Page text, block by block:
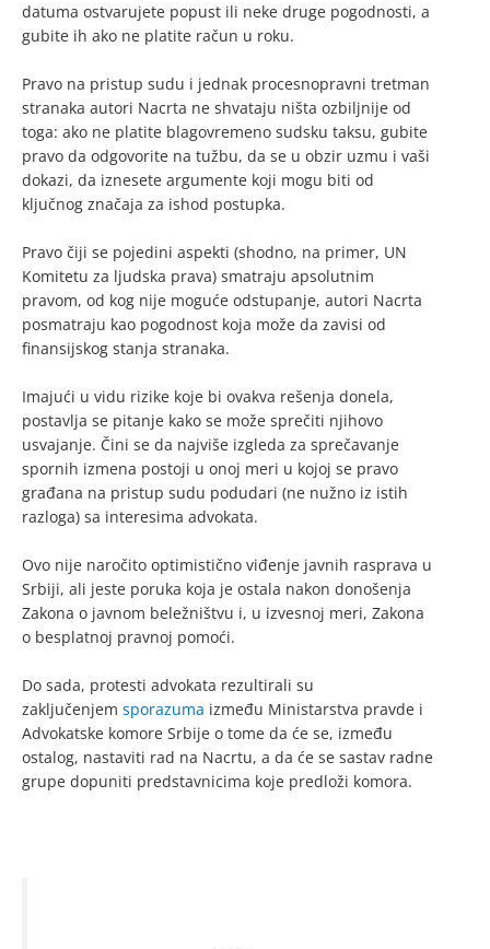
datuma ostvarujete popust ili neke druge pogodnosti, a
gubite ih ako ne platite račun u roku.
Pravo na pristup sudu i jednak procesnopravni tretman
stranaka autori Nacrta ne shvataju ništa ozbiljnije od
toga: ako ne platite blagovremeno sudsku taksu, gubite
pravo da odgovorite na tužbu, da se u obzir uzmu i vaši
dokazi, da iznesete argumente koji mogu biti od
ključnog značaja za ishod postupka.
Pravo čiji se pojedini aspekti (shodno, na primer, UN
Komitetu za ljudska prava) smatraju apsolutnim
pravom, od kog nije moguće odstupanje, autori Nacrta
posmatraju kao pogodnost koja može da zavisi od
finansijskog stanja stranaka.
Imajući u vidu rizike koje bi ovakva rešenja donela,
postavlja se pitanje kako se može sprečiti njihovo
usvajanje. Čini se da najviše izgleda za sprečavanje
spornih izmena postoji u onoj meri u kojoj se pravo
građana na pristup sudu podudari (ne nužno iz istih
razloga) sa interesima advokata.
Ovo nije naročito optimistično viđenje javnih rasprava u
Srbiji, ali jeste poruka koja je ostala nakon donošenja
Zakona o javnom beležništvu i, u izvesnoj meri, Zakona
o besplatnoj pravnoj pomoći.
Do sada, protesti advokata rezultirali su
zaključenjem sporazuma između Ministarstva pravde i
Advokatske komore Srbije o tome da će se, između
ostalog, nastaviti rad na Nacrtu, a da će se sastav radne
grupe dopuniti predstavnicima koje predloži komora.